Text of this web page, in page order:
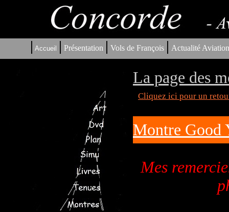
| Accueil | Présentation | Vols de François | Actualité
La page des
Cliquez ici pour un
Montre Good
Mes